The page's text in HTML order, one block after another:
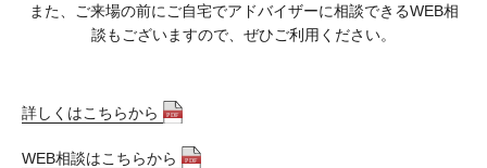
また、ご来場の前にご自宅でアドバイザーに相談できるWEB相
談もございますので、ぜひご利用ください。
詳しくはこちらから
WEB相談はこちらから